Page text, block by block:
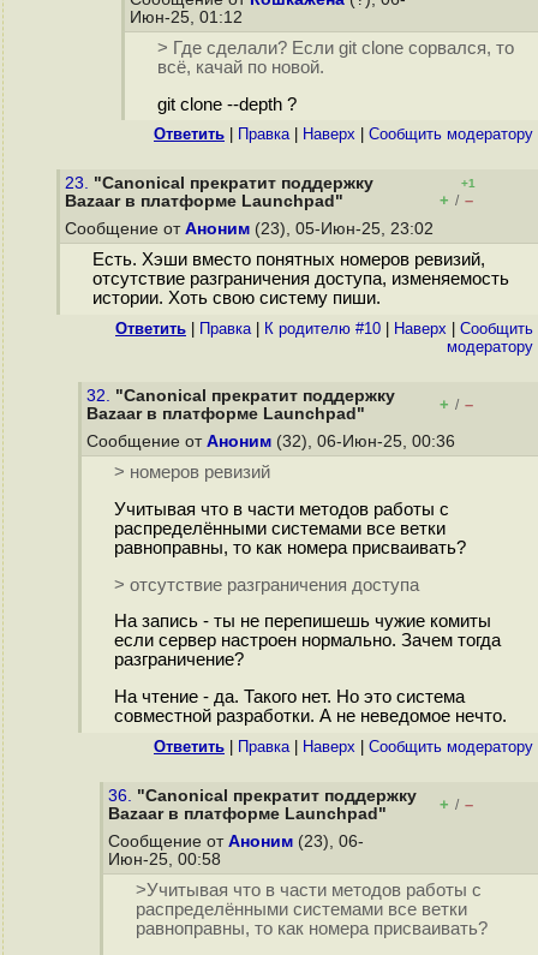
Июн-25, 01:12
> Где сделали? Если git clone сорвался, то
всё, качай по новой.
git clone --depth ?
Ответить Правка| Наверх Cообщить модератору
23. "Canonical прекратит поддержку
Bazaar в платформе Launchpad"
+1
+ / –
Сообщение от Аноним (23), 05-Июн-25, 23:02
Есть. Хэши вместо понятных номеров ревизий,
отсутствие разграничения доступа, изменяемость
истории. Хоть свою систему пиши.
Ответить Правка| К родителю #10 Наверх
Cообщить
модератору
32. "Canonical прекратит поддержку
Bazaar в платформе Launchpad"
+ / –
Сообщение от Аноним (32), 06-Июн-25, 00:36
> номеров ревизий
Учитывая что в части методов работы с
распределёнными системами все ветки
равноправны, то как номера присваивать?
> отсутствие разграничения доступа
На запись - ты не перепишешь чужие комиты
если сервер настроен нормально. Зачем тогда
разграничение?
На чтение - да. Такого нет. Но это система
совместной разработки. А не неведомое нечто.
Ответить Правка| Наверх Cообщить модератору
36. "Canonical прекратит поддержку
Bazaar в платформе Launchpad"
+ / –
Сообщение от Аноним (23), 06-
Июн-25, 00:58
>Учитывая что в части методов работы с
распределёнными системами все ветки
равноправны, то как номера присваивать?